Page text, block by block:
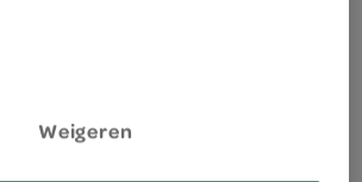
Weigeren